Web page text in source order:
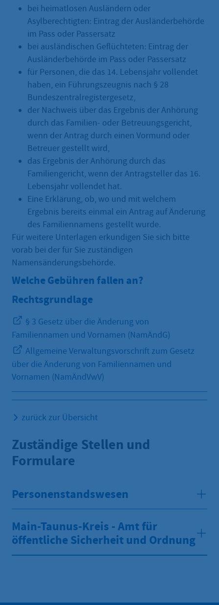
bei heimatlosen Ausländern oder
Asylberechtigten: Eintrag der Ausländerbehörde
im Pass oder Passersatz
bei ausländischen Geflüchteten: Eintrag der
Ausländerbehörde im Pass oder Passersatz
für Personen, die das 14. Lebensjahr vollendet
haben, ein Führungszeugnis nach § 28
Bundeszentralregistergesetz,
der Nachweis über das Ergebnis der Anhörung
durch das Familien- oder Betreuungsgericht,
wenn der Antrag durch einen Vormund oder
Betreuer gestellt wird,
das Ergebnis der Anhörung durch das
Familiengericht, wenn der Antragsteller das 16.
Lebensjahr vollendet hat.
Eine Erklärung, ob, wo und mit welchem
Ergebnis bereits einmal ein Antrag auf Änderung
des Familiennamens gestellt wurde.
Für weitere Unterlagen erkundigen Sie sich bitte
vorab bei der für Sie zuständigen
Namensänderungsbehörde.
Welche Gebühren fallen an?
Rechtsgrundlage
§ 3 Gesetz über die Änderung von
Familiennamen und Vornamen (NamÄndG)
Allgemeine Verwaltungsvorschrift zum Gesetz
über die Änderung von Familiennamen und
Vornamen (NamÄndVwV)
zurück zur Übersicht
Zuständige Stellen und
Formulare
Personenstandswesen
Main-Taunus-Kreis - Amt für
öffentliche Sicherheit und Ordnung